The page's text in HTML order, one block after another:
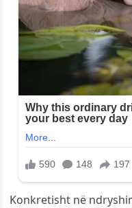
Konkretisht në